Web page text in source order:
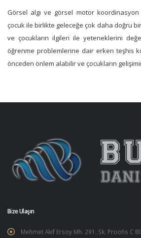
Görsel algı ve görsel motor
çocuk ile birlikte geleceğe çok daha doğru bir
ve çocukların ilgileri ile yeteneklerini
öğrenme problemlerine dair erken teşhis
önceden önlem alabilir ve çocukların
Bize Ulaşın
Mehmet Akif Ersoy Mh. 291. Sk. Proofis C